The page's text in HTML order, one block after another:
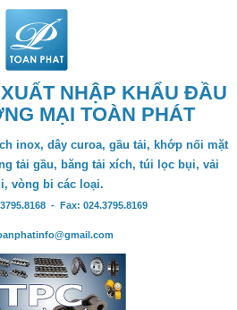
NHẬP KHẨU ĐẦU
MẠI TOÀN PHÁT
inox, dây curoa, gầu tải, khớp nối mặt
tải gầu, băng tải xích, túi lọc bụi, vải
vòng bi các loại.
- Fax: 024.3795.8169